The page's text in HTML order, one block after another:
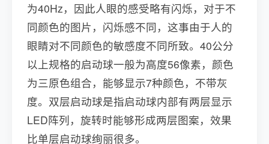
为40Hz，因此人眼的感受略有闪烁，对于不
同颜色的图片，闪烁感不同，这事由于人的
眼睛对不同颜色的敏感度不同所致。40公分
以上规格的启动球一般为高度56像素，颜色
为三原色组合，能够显示7种颜色，不带灰
度。双层启动球是指启动球内部有两层显示
LED阵列，旋转时能够形成两层图案，效果
比单层启动球绚丽很多。